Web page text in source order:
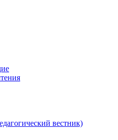
вестник)